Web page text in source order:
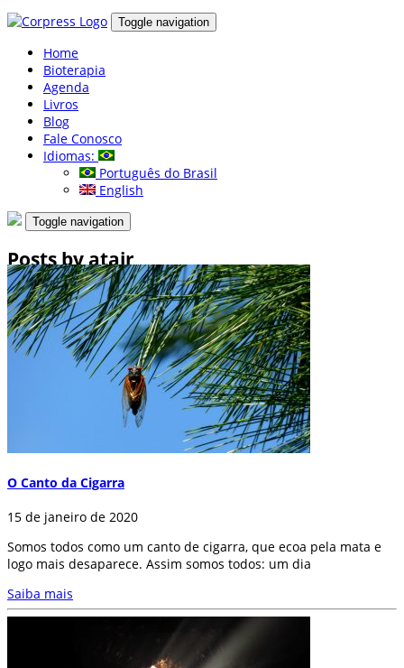
Toggle navigation
Home
Bioterapia
Agenda
Livros
Blog
Fale Conosco
Idiomas:
Português do Brasil
English
Toggle navigation
Posts by atair
Home
Blog
O Canto da Cigarra
15 de janeiro de 2020
Somos todos como um canto de cigarra, que ecoa pela mata e
logo mais desaparece. Assim somos todos: um dia
Saiba mais